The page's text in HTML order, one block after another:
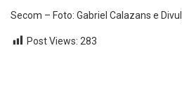
Secom – Foto: Gabriel Calazans e
Post Views: 283